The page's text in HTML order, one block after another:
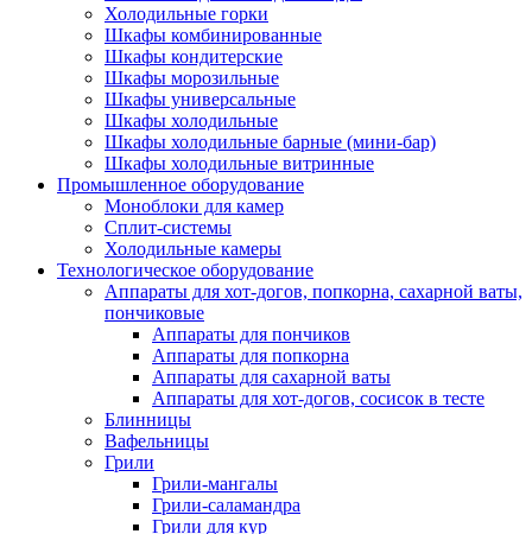
Холодильные горки
Шкафы комбинированные
Шкафы кондитерские
Шкафы морозильные
Шкафы универсальные
Шкафы холодильные
Шкафы холодильные барные (мини-бар)
Шкафы холодильные витринные
Промышленное оборудование
Моноблоки для камер
Сплит-системы
Холодильные камеры
Технологическое оборудование
Аппараты для хот-догов, попкорна, сахарной ваты,
пончиковые
Аппараты для пончиков
Аппараты для попкорна
Аппараты для сахарной ваты
Аппараты для хот-догов, сосисок в тесте
Блинницы
Вафельницы
Грили
Грили-мангалы
Грили-саламандра
Грили для кур